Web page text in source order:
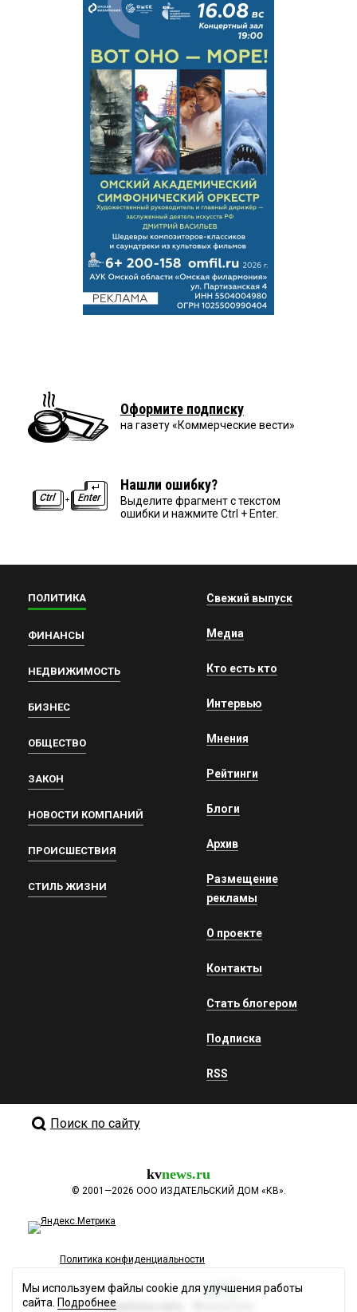
Оформите подписку
на газету «Коммерческие вести»
Нашли ошибку?
Выделите фрагмент с текстом
ошибки и нажмите Ctrl + Enter.
ПОЛИТИКА
ФИНАНСЫ
НЕДВИЖИМОСТЬ
БИЗНЕС
ОБЩЕСТВО
ЗАКОН
НОВОСТИ КОМПАНИЙ
ПРОИСШЕСТВИЯ
СТИЛЬ ЖИЗНИ
Свежий выпуск
Медиа
Кто есть кто
Интервью
Мнения
Рейтинги
Блоги
Архив
Размещение
рекламы
О проекте
Контакты
Стать блогером
Подписка
RSS
Поиск по сайту
kvnews.ru
© 2001—2026 ООО ИЗДАТЕЛЬСКИЙ ДОМ «КВ».
Политика конфиденциальности
Разработка сайта
Мы используем файлы cookie для улучшения работы
сайта. Подробнее